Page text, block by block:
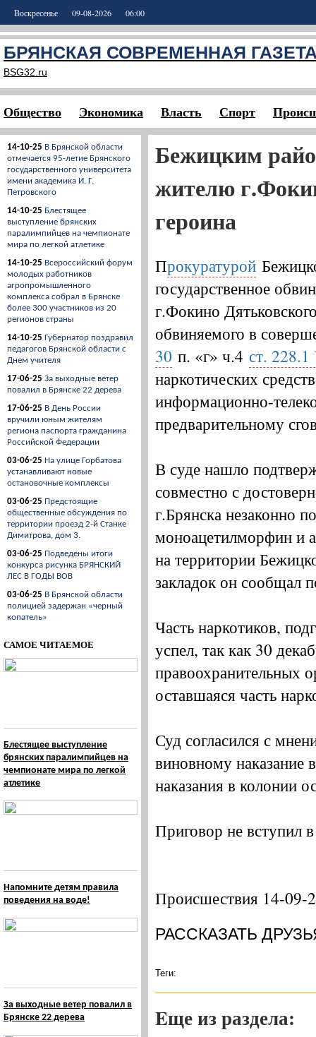
Воскресенье 09-08-2026 06:00
БРЯНСКАЯ СОВРЕМЕННАЯ
BSG32.ru
Общество Экономика Власть Спорт
14-10-25 В Брянской области
отмечается 95-летие Брянского
государственного университета
имени академика И. Г.
Петровского
14-10-25 Блестящее
выступление брянских
паралимпийцев на чемпионате
мира по легкой атлетике
14-10-25 Всероссийский форум
молодых работников
агропромышленного
комплекса собрал в Брянске
более 300 участников из 20
регионов страны
14-10-25 Губернатор поздравил
педагогов Брянской области с
Днем учителя
17-06-25 За выходные ветер
повалил в Брянске 22 дерева
17-06-25 В День России
вручили юным жителям
региона паспорта гражданина
Российской Федерации
03-06-25 На улице Горбатова
устанавливают новые
остановочные комплексы
03-06-25 Предстоящие
общественные обсуждения по
территории проезд 2-й Станке
Димитрова, дом 3.
03-06-25 Подведены итоги
конкурса рисунка БРЯНСКИЙ
ЛЕС В ГОДЫ ВОВ
03-06-25 В Брянской области
полицией задержан «черный
копатель»
САМОЕ ЧИТАЕМОЕ
Блестящее выступление
брянских паралимпийцев на
чемпионате мира по легкой
атлетике
Напомните детям правила
поведения на воде!
За выходные ветер повалил в
Брянске 22 дерева
Бежицким
жителю
героина
Прокуратурой
государственное
г.Фокино
обвиняемого в
30 п. «г» ч.4 ст.
наркотических
информационно-
предварительному
В суде нашло
совместно с
г.Брянска незаконно
моноацетилморфин и
на территории
закладок он сообщал
Часть наркотиков,
успел, так как 30
правоохранительных
оставшаяся часть
Суд согласился с
виновному наказание
наказания в колонии
Приговор не вступил
Происшествия 14-09-
РАССКАЗАТЬ
Теги:
Eще из раздела: